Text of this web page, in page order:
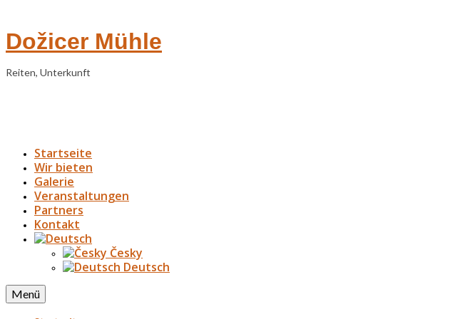
Dožicer Mühle
Reiten, Unterkunft
Startseite
Wir bieten
Galerie
Veranstaltungen
Partners
Kontakt
Česky
Deutsch
Menü